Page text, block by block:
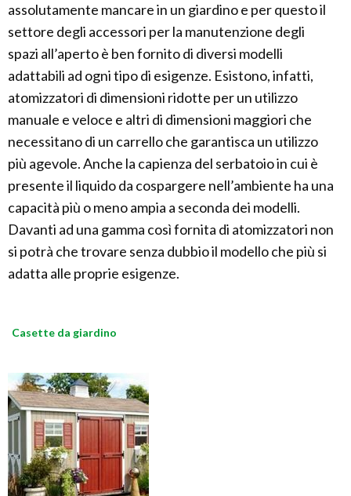
assolutamente mancare in un giardino e per questo il
settore degli accessori per la manutenzione degli
spazi all’aperto è ben fornito di diversi modelli
adattabili ad ogni tipo di esigenze. Esistono, infatti,
atomizzatori di dimensioni ridotte per un utilizzo
manuale e veloce e altri di dimensioni maggiori che
necessitano di un carrello che garantisca un utilizzo
più agevole. Anche la capienza del serbatoio in cui è
presente il liquido da cospargere nell’ambiente ha una
capacità più o meno ampia a seconda dei modelli.
Davanti ad una gamma così fornita di atomizzatori non
si potrà che trovare senza dubbio il modello che più si
adatta alle proprie esigenze.
Casette da giardino